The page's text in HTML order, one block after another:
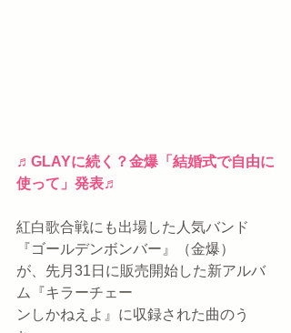
♬GLAYに続く？金爆「結婚式で自由に
使って」発表♬
紅白歌合戦にも出場した人気バンド
『ゴールデンボンバー』（金爆）
が、先月31日に販売開始した新アルバ
ム『キラーチェー
ンしかねえよ』に収録された曲のう